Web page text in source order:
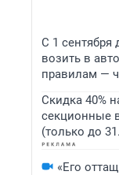
С 1 сентября
возить в
правилам —
Скидка 40%
секционные
(только до
«Его